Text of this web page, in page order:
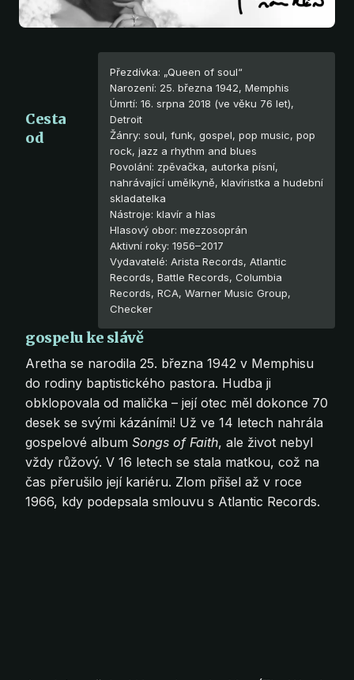
Přezdívka: „Queen of soul“
Narození: 25. března 1942, Memphis
Úmrtí: 16. srpna 2018 (ve věku 76 let),
Detroit
Žánry: soul, funk, gospel, pop music, pop
rock, jazz a rhythm and blues
Povolání: zpěvačka, autorka písní,
nahrávající umělkyně, klavíristka a hudební
skladatelka
Nástroje: klavír a hlas
Hlasový obor: mezzosoprán
Aktivní roky: 1956–2017
Vydavatelé: Arista Records, Atlantic
Records, Battle Records, Columbia
Records, RCA, Warner Music Group,
Checker
Cesta
od
gospelu ke slávě
Aretha se narodila 25. března 1942 v Memphisu
do rodiny baptistického pastora. Hudba ji
obklopovala od malička – její otec měl dokonce 70
desek se svými kázáními! Už ve 14 letech nahrála
gospelové album Songs of Faith, ale život nebyl
vždy růžový. V 16 letech se stala matkou, což na
čas přerušilo její kariéru. Zlom přišel až v roce
1966, kdy podepsala smlouvu s Atlantic Records.